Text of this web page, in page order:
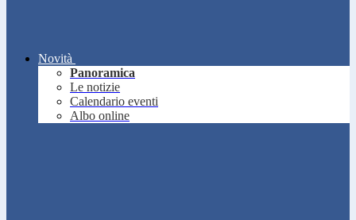
Novità
Panoramica
Le notizie
Calendario eventi
Albo online